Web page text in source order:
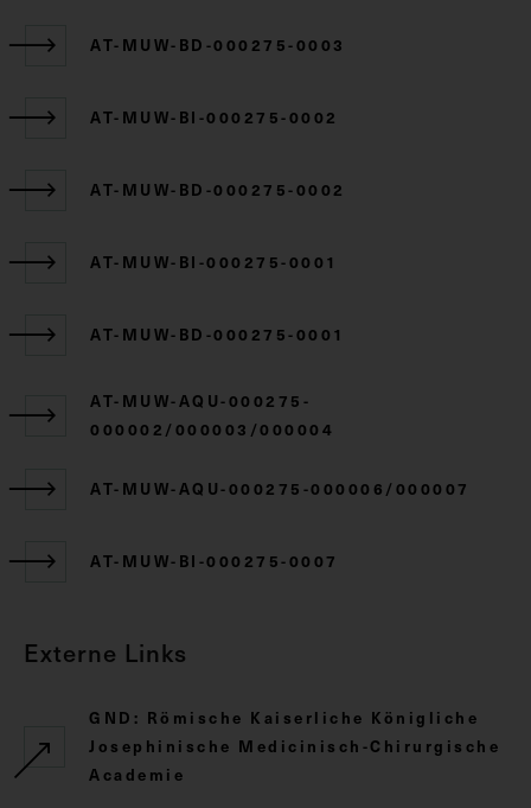
AT-MUW-BD-000275-0003
AT-MUW-BI-000275-0002
AT-MUW-BD-000275-0002
AT-MUW-BI-000275-0001
AT-MUW-BD-000275-0001
AT-MUW-AQU-000275-
000002/000003/000004
AT-MUW-AQU-000275-000006/000007
AT-MUW-BI-000275-0007
Externe Links
GND: Römische Kaiserliche Königliche
Josephinische Medicinisch-Chirurgische
Academie